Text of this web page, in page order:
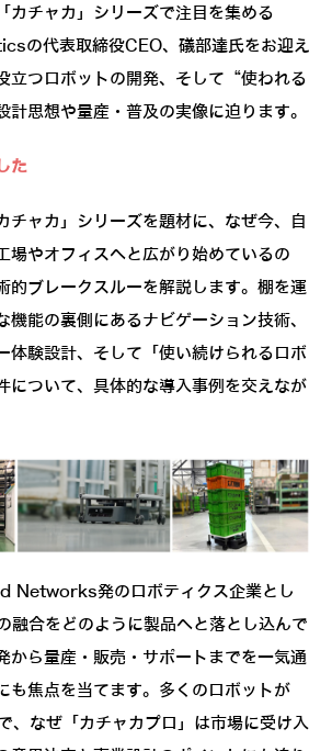
カチャカ」シリーズで注目を集める
の代表取締役CEO、礒部達氏をお迎え
立つロボットの開発、そして“使われる
思想や量産・普及の実像に迫ります。
た
チャカ」シリーズを題材に、なぜ今、自
場やオフィスへと広がり始めているの
的ブレークスルーを解説します。棚を運
機能の裏側にあるナビゲーション技術、
体験設計、そして「使い続けられるロボ
について、具体的な導入事例を交えなが
Networks発のロボティクス企業とし
融合をどのように製品へと落とし込んで
から量産・販売・サポートまでを一気通
も焦点を当てます。多くのロボットが
、なぜ「カチャカプロ」は市場に受け入